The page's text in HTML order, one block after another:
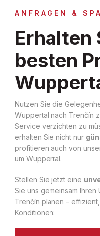
ANFRAGEN &
Erhalten
besten
Nutzen Sie die
Wuppertal nach Trenčín
Service verzichten zu
erhalten Sie nicht nur
profitieren auch von
um Wuppertal.
Stellen Sie jetzt eine
Sie uns gemeinsam Ihren
Trenčín planen –
Konditionen: